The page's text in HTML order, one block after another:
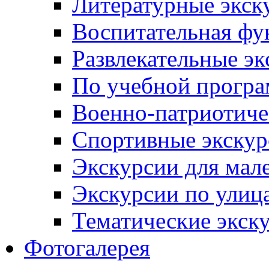
Воспитательная
Развлекательные
По учебной
Военно-
Спортивные
Экскурсии для
Экскурсии по
Тематические
Фотогалерея